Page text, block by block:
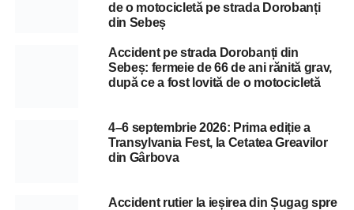
de o motocicletă pe strada Dorobanți
din Sebeș
Accident pe strada Dorobanți din
Sebeș: fermeie de 66 de ani rănită grav,
după ce a fost lovită de o motocicletă
4–6 septembrie 2026: Prima ediție a
Transylvania Fest, la Cetatea Greavilor
din Gârbova
Accident rutier la ieșirea din Șugag spre